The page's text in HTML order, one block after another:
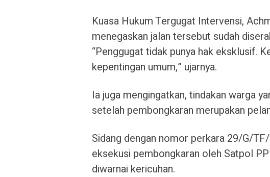
Kuasa Hukum Tergugat Intervensi,
menegaskan jalan tersebut sudah
“Penggugat tidak punya hak eksklusif.
kepentingan umum,” ujarnya.
Ia juga mengingatkan, tindakan warga
setelah pembongkaran merupakan
Sidang dengan nomor perkara 29/G/
eksekusi pembongkaran oleh Satpol
diwarnai kericuhan.